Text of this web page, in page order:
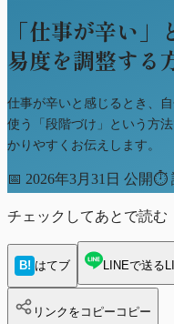
「仕事が辛い
易度を調整する
仕事が辛いと感じるとき、
使う「段階づけ」という方
かりやすくお伝えします。
📅 2026年3月31日 公開⏱
チェックしてあとで読む
B! はてブ LINEで送る
リンクをコピー コピー